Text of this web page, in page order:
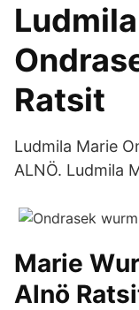
Ratsit
Ludmila Marie
ALNÖ. Ludmila
Marie
Alnö